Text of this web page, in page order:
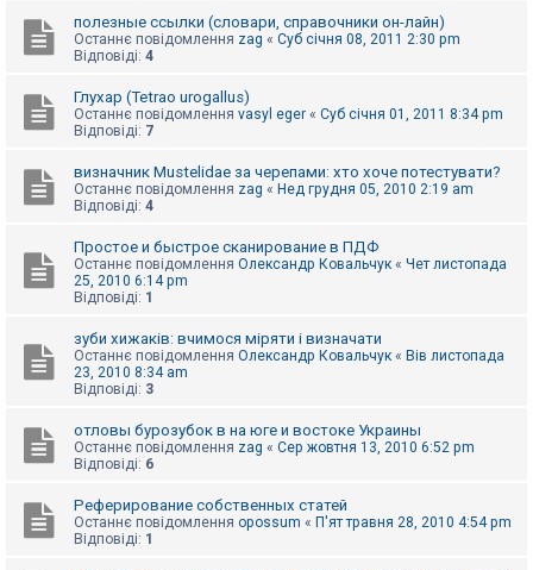
полезные ссылки (словари, справочники он-лайн)
Останнє повідомлення zag « Суб січня 08, 2011 2:30 pm
Відповіді: 4
Глухар (Tetrao urogallus)
Останнє повідомлення vasyl eger « Суб січня 01, 2011 8:34 pm
Відповіді: 7
визначник Mustelidae за черепами: хто хоче потестувати?
Останнє повідомлення zag « Нед грудня 05, 2010 2:19 am
Відповіді: 4
Простое и быстрое сканирование в ПДФ
Останнє повідомлення Олександр Ковальчук « Чет листопада
25, 2010 6:14 pm
Відповіді: 1
зуби хижаків: вчимося міряти і визначати
Останнє повідомлення Олександр Ковальчук « Вів листопада
23, 2010 8:34 am
Відповіді: 3
отловы бурозубок в на юге и востоке Украины
Останнє повідомлення zag « Сер жовтня 13, 2010 6:52 pm
Відповіді: 6
Реферирование собственных статей
Останнє повідомлення opossum « П'ят травня 28, 2010 4:54 pm
Відповіді: 1